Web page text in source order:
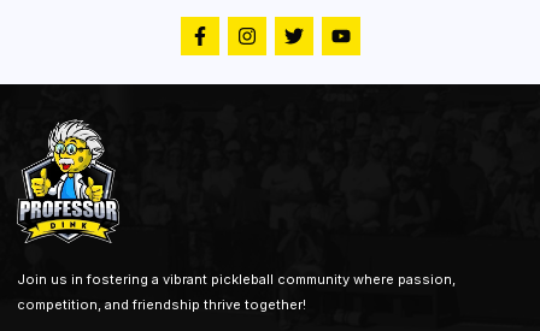
Join us in fostering a vibrant pickleball community where passion,
competition, and friendship thrive together!